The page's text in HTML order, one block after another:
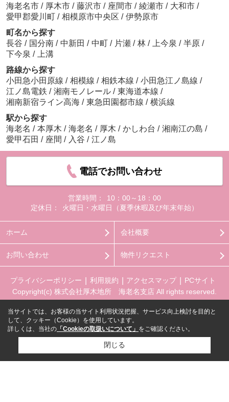
海老名市 / 厚木市 / 藤沢市 / 座間市 / 綾瀬市 / 大和市 /
愛甲郡愛川町 / 相模原市中央区 / 伊勢原市
町名から探す
長谷 / 国分南 / 中新田 / 中町 / 片瀬 / 林 / 上今泉 / 半原 /
下今泉 /
上溝
路線から探す
小田急小田原線 / 相模線 / 相鉄本線 / 小田急江ノ島線 /
江ノ島電鉄 / 湘南モノレール / 東海道本線 /
湘南新宿ライン高海 / 東急田園都市線 / 横浜線
駅から探す
海老名 / 本厚木 / 海老名 / 厚木 / かしわ台 / 湘南江の島 /
愛甲石田 / 座間 / 入谷 / 江ノ島
電話でお問い合わせ
営業時間：
10：00～18：00
定休日：
火曜日・水曜日（夏季休暇及び年末年始）
ホーム 会社概要
お問い合わせ 物件リクエスト
プライバシーポリシー 利用規約 アクセスマップ
PCサイト
Copyright(c) 株式会社厚木地所 海老名支店 All rights reserved.
当サイトでは、お客様の当サイト利用状況把握、サービス向上検討を目的と
して、クッキー（Cookie）を使用しています。
詳しくは、当社の 「Cookieの取扱いについて」 をご確認ください。
閉じる